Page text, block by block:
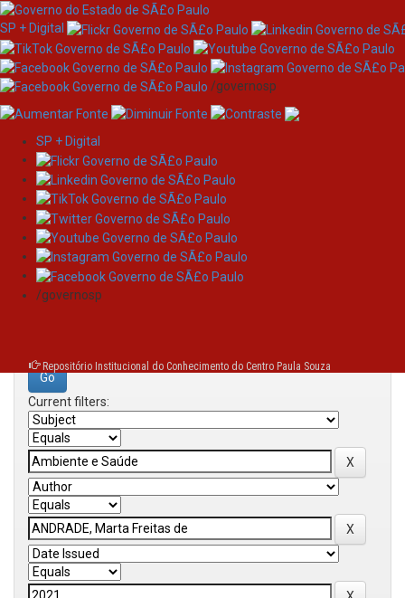
Skip
navigation
SP + Digital
/governosp
SP + Digital
/governosp
Repositório Institucional do Conhecimento do Centro Paula Souza
Search
Search:
Current filters: